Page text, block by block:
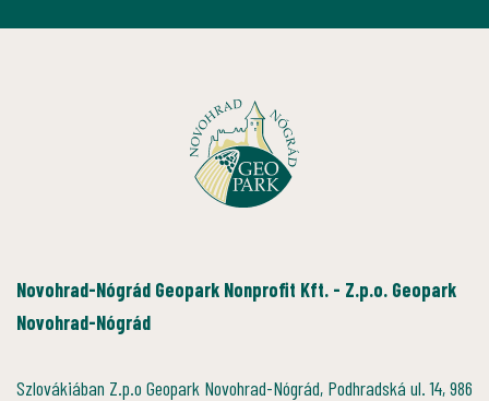
Novohrad-Nógrád Geopark Nonprofit Kft. - Z.p.o. Geopark
Novohrad-Nógrád
Szlovákiában Z.p.o Geopark Novohrad-Nógrád, Podhradská ul. 14, 986